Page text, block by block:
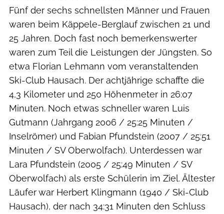
Fünf der sechs schnellsten Männer und Frauen
waren beim Käppele-Berglauf zwischen 21 und
25 Jahren. Doch fast noch bemerkenswerter
waren zum Teil die Leistungen der Jüngsten. So
etwa Florian Lehmann vom veranstaltenden
Ski-Club Hausach. Der achtjährige schaffte die
4,3 Kilometer und 250 Höhenmeter in 26:07
Minuten. Noch etwas schneller waren Luis
Gutmann (Jahrgang 2006 / 25:25 Minuten /
Inselrömer) und Fabian Pfundstein (2007 / 25:51
Minuten / SV Oberwolfach). Unterdessen war
Lara Pfundstein (2005 / 25:49 Minuten / SV
Oberwolfach) als erste Schülerin im Ziel. Ältester
Läufer war Herbert Klingmann (1940 / Ski-Club
Hausach), der nach 34:31 Minuten den Schluss